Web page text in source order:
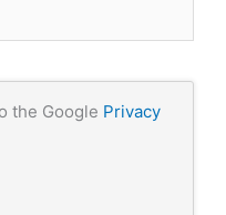
the Google Privacy